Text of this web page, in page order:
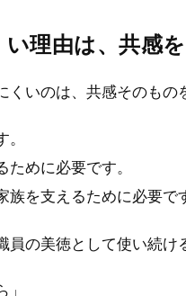
理由は、共感
くいのは、共感そのもの
めに必要です。
族を支えるために必要で
員の美徳として使い続け